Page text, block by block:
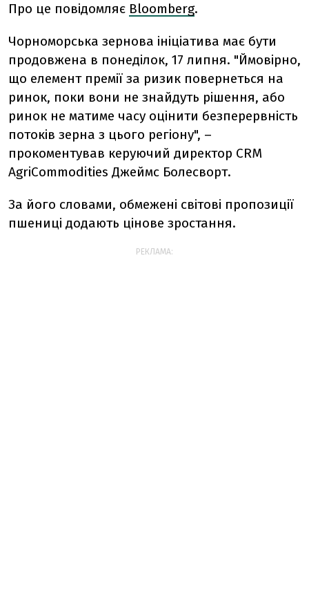
Про це повідомляє Bloomberg.
Чорноморська зернова ініціатива має бути
продовжена в понеділок, 17 липня. "Ймовірно,
що елемент премії за ризик повернеться на
ринок, поки вони не знайдуть рішення, або
ринок не матиме часу оцінити безперервність
потоків зерна з цього регіону", –
прокоментував керуючий директор CRM
AgriCommodities Джеймс Болесворт.
За його словами, обмежені світові пропозиції
пшениці додають цінове зростання.
РЕКЛАМА: